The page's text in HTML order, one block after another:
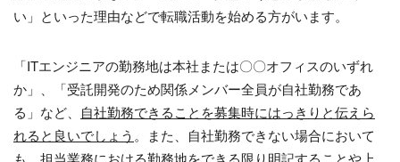
い」といった理由などで転職活動を始める方がいます。
「ITエンジニアの勤務地は本社または〇〇オフィスのいずれ
か」、「受託開発のため関係メンバー全員が自社勤務であ
る」など、 自社勤務できることを募集時にはっきりと伝えら
れると良いでしょう 。また、自社勤務できない場合において
も、担当業務における勤務地をできる限り明記することや上